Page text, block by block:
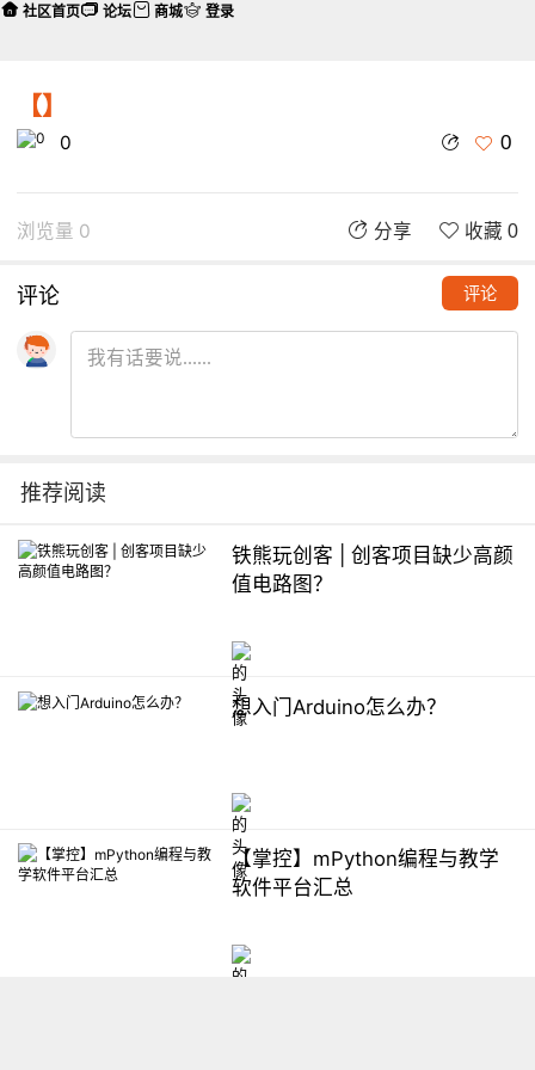
【】
0 0
浏览量 0 分享 收藏 0
评论 评论
推荐阅读
铁熊玩创客 | 创客项目缺少高颜
值电路图？
想入门Arduino怎么办？
【掌控】mPython编程与教学
软件平台汇总
社区首页 论坛 商城 登录